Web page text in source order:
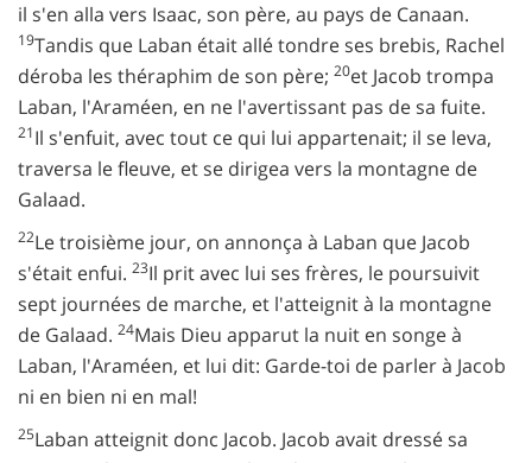
il s'en alla vers Isaac, son père, au pays de Canaan.
19Tandis que Laban était allé tondre ses brebis, Rachel
déroba les théraphim de son père; 20et Jacob trompa
Laban, l'Araméen, en ne l'avertissant pas de sa fuite.
21Il s'enfuit, avec tout ce qui lui appartenait; il se leva,
traversa le fleuve, et se dirigea vers la montagne de
Galaad.
22Le troisième jour, on annonça à Laban que Jacob
s'était enfui. 23Il prit avec lui ses frères, le poursuivit
sept journées de marche, et l'atteignit à la montagne
de Galaad. 24Mais Dieu apparut la nuit en songe à
Laban, l'Araméen, et lui dit: Garde-toi de parler à Jacob
ni en bien ni en mal!
25Laban atteignit donc Jacob. Jacob avait dressé sa